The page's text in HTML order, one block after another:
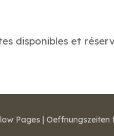
disponibles et
Pages | Oeffnungszeiten